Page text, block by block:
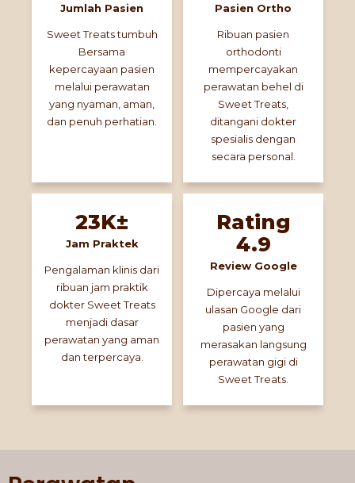
Jumlah Pasien
Sweet Treats tumbuh
Bersama
kepercayaan pasien
melalui perawatan
yang nyaman, aman,
dan penuh perhatian.
Pasien Ortho
Ribuan pasien
orthodonti
mempercayakan
perawatan behel di
Sweet Treats,
ditangani dokter
spesialis dengan
secara personal.
23K±
Jam Praktek
Pengalaman klinis dari
ribuan jam praktik
dokter Sweet Treats
menjadi dasar
perawatan yang aman
dan terpercaya.
Rating
4.9
Review Google
Dipercaya melalui
ulasan Google dari
pasien yang
merasakan langsung
perawatan gigi di
Sweet Treats.